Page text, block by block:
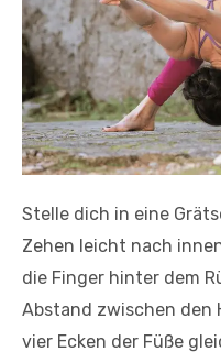
Stelle dich in eine
Zehen leicht nach
die Finger hinter dem
Abstand zwischen den
vier Ecken der Füße